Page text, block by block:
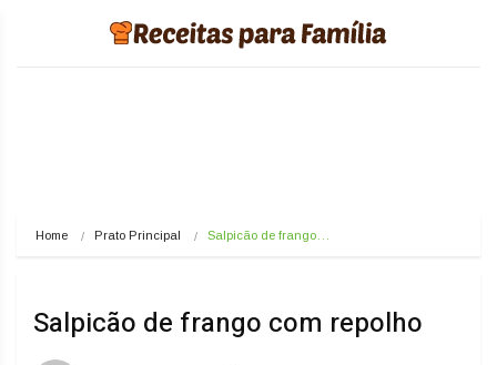
Home Prato Principal Salpicão de frango…
Salpicão de frango com repolho